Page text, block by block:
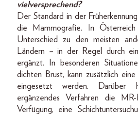
vielver­sprechend?
Der Standard in der
die Mammografie. In
Unterschied zu den meisten
Ländern – in der Regel durch
ergänzt. In besonderen
dichten Brust, kann zusätzlich
eingesetzt werden. Darüber
ergänzendes Verfahren die
Verfügung, eine